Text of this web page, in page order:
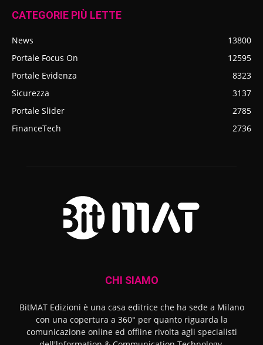
CATEGORIE PIÙ LETTE
News
13800
Portale Focus On
12595
Portale Evidenza
8323
Sicurezza
3137
Portale Slider
2785
FinanceTech
2736
CHI SIAMO
BitMAT Edizioni è una casa editrice che ha sede a Milano
con una copertura a 360° per quanto riguarda la
comunicazione online ed offline rivolta agli specialisti